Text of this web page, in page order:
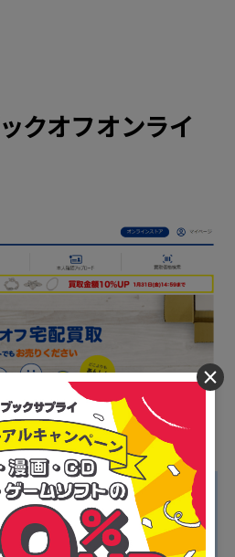
クオフオンライ
めポイント
量集荷が可能
て無料
×